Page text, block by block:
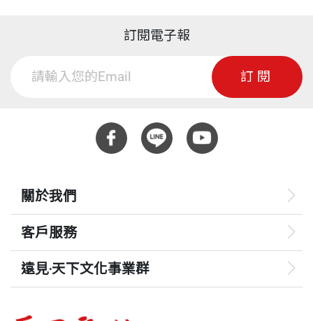
訂閱電子報
訂閱
關於我們
客戶服務
遠見‧天下文化事業群